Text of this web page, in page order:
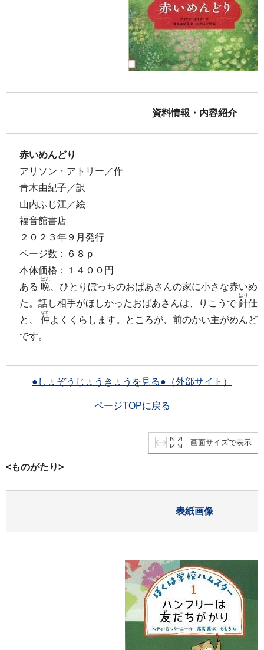
資料情報・内容紹介
赤いめんどり
アリソン・アトリー／作
青木由紀子／訳
山内ふじ江／絵
福音館書店
２０２３年９月発行
ページ数：６８ｐ
本体価格：１４００円
ある 晩
ばん
、ひとりぼっちのおばあさんの家に小さな赤いめ
た。話し相手がほしかったおばあさんは、りこうで 針
はり
仕
と、 仲
なか
よくくらします。ところが、前のかい主がめんど
です。
●しょぞうじょうきょうを見る●（外部サイト）
ページTOPに戻る
画面サイズで表示
<ものがたり>
表紙画像